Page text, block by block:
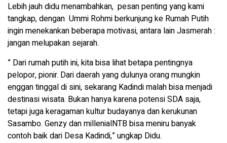
Lebih jauh didu menambahkan, pesan penting yang kami
tangkap, dengan Ummi Rohmi berkunjung ke Rumah Putih
ingin menekankan beberapa motivasi, antara lain Jasmerah :
jangan melupakan sejarah.
” Dari rumah putih ini, kita bisa lihat betapa pentingnya
pelopor, pionir. Dari daerah yang dulunya orang mungkin
enggan tinggal di sini, sekarang Kadindi malah bisa menjadi
destinasi wisata. Bukan hanya karena potensi SDA saja,
tetapi juga keragaman kultur budayanya dan kerukunan
Sasambo. Genzy dan millenialNTB bisa meniru banyak
contoh baik dari Desa Kadindi,” ungkap Didu.